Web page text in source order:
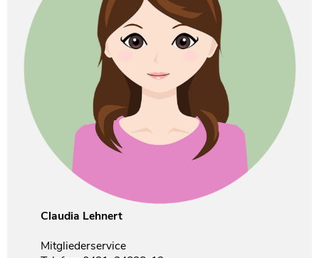
Claudia Lehnert
Mitgliederservice